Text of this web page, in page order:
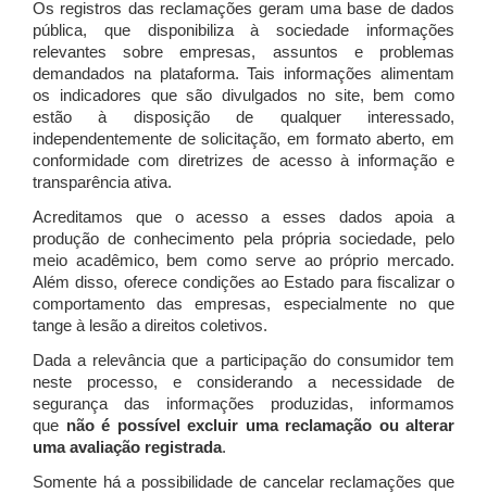
Os registros das reclamações geram uma base de dados
pública, que disponibiliza à sociedade informações
relevantes sobre empresas, assuntos e problemas
demandados na plataforma. Tais informações alimentam
os indicadores que são divulgados no site, bem como
estão à disposição de qualquer interessado,
independentemente de solicitação, em formato aberto, em
conformidade com diretrizes de acesso à informação e
transparência ativa.
Acreditamos que o acesso a esses dados apoia a
produção de conhecimento pela própria sociedade, pelo
meio acadêmico, bem como serve ao próprio mercado.
Além disso, oferece condições ao Estado para fiscalizar o
comportamento das empresas, especialmente no que
tange à lesão a direitos coletivos.
Dada a relevância que a participação do consumidor tem
neste processo, e considerando a necessidade de
segurança das informações produzidas, informamos
que não é possível excluir uma reclamação ou alterar
uma avaliação registrada.
Somente há a possibilidade de cancelar reclamações que